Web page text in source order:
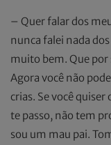
– Quer falar dos
nunca falei nada
muito bem. Que por
Agora você não
crias. Se você
te passo, não tem
sou um mau pai.